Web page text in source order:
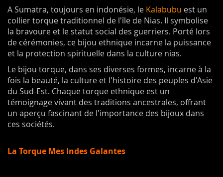
A Sumatra, toujours en indonésie, le Kalabubu est un
collier torque traditionnel de l'île de Nias. Il symbolise
la bravoure et le statut social des guerriers. Porté lors
de cérémonies, ce bijou ethnique incarne la puissance
et la protection spirituelle dans la culture nias.
Le bijou torque, dans ses diverses formes, incarne à la
fois la beauté, la culture et l'histoire des peuples d'Asie
du Sud-Est. Chaque torque ethnique est un
témoignage vivant des traditions ancestrales, offrant
un aperçu fascinant de l'importance des bijoux dans
ces sociétés.
La Torque Mes Indes Galantes